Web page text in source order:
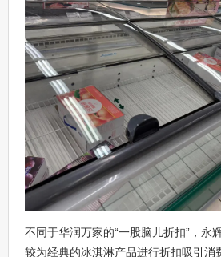
不同于华润万家的“一股脑儿折扣”，永
较为经典的冰淇淋产品进行折扣吸引消